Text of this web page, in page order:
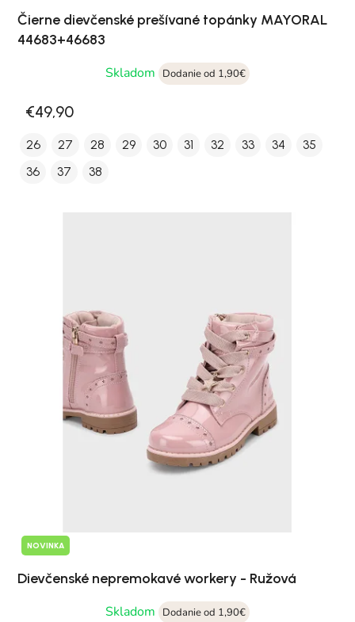
Čierne dievčenské prešívané topánky MAYORAL
44683+46683
Skladom
Dodanie od 1,90€
€49,90
26 27 28 29 30 31 32 33 34
35
36
37 38
NOVINKA
Dievčenské nepremokavé workery - Ružová
Skladom
Dodanie od 1,90€